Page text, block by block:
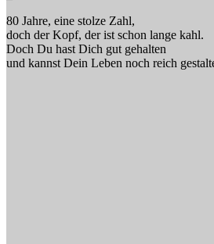
80 Jahre, eine stolze Zahl,
doch der Kopf, der ist schon lange kahl.
Doch Du hast Dich gut gehalten
und kannst Dein Leben noch reich